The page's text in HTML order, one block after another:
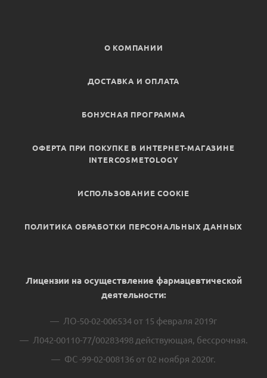
О КОМПАНИИ
ДОСТАВКА И ОПЛАТА
БОНУСНАЯ ПРОГРАММА
ОФЕРТА ПРИ ПОКУПКЕ В ИНТЕРНЕТ-МАГАЗИНЕ
INTERCOSMETOLOGY
ИСПОЛЬЗОВАНИЕ COOKIE
ПОЛИТИКА ОБРАБОТКИ ПЕРСОНАЛЬНЫХ ДАННЫХ
Лицензии на осуществление фармацевтической
деятельности:
ЛО-50-02-006534 от 15 февраля 2019г
Л042-00110-77/00283498 действующая, бессрочная.
ФС -99-02-008136 от 02 ноября 2020г.